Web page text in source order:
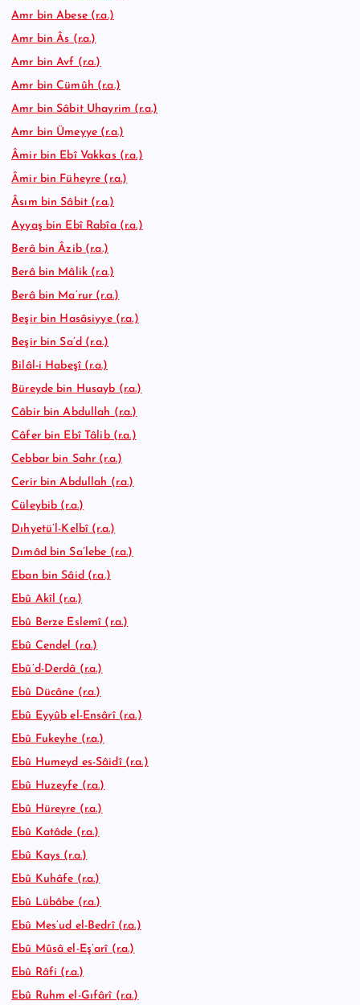
Amr bin Abese (r.a.)
Amr bin Âs (r.a.)
Amr bin Avf (r.a.)
Amr bin Cümûh (r.a.)
Amr bin Sâbit Uhayrim (r.a.)
Amr bin Ümeyye (r.a.)
Âmir bin Ebî Vakkas (r.a.)
Âmir bin Füheyre (r.a.)
Âsım bin Sâbit (r.a.)
Ayyaş bin Ebî Rabîa (r.a.)
Berâ bin Âzib (r.a.)
Berâ bin Mâlik (r.a.)
Berâ bin Ma’rur (r.a.)
Beşir bin Hasâsiyye (r.a.)
Beşir bin Sa’d (r.a.)
Bilâl-i Habeşî (r.a.)
Büreyde bin Husayb (r.a.)
Câbir bin Abdullah (r.a.)
Câfer bin Ebî Tâlib (r.a.)
Cebbar bin Sahr (r.a.)
Cerir bin Abdullah (r.a.)
Cüleybib (r.a.)
Dıhyetü’l-Kelbî (r.a.)
Dımâd bin Sa’lebe (r.a.)
Eban bin Sâid (r.a.)
Ebû Akîl (r.a.)
Ebû Berze Eslemî (r.a.)
Ebû Cendel (r.a.)
Ebû’d-Derdâ (r.a.)
Ebû Dücâne (r.a.)
Ebû Eyyûb el-Ensârî (r.a.)
Ebû Fukeyhe (r.a.)
Ebû Humeyd es-Sâidî (r.a.)
Ebû Huzeyfe (r.a.)
Ebû Hüreyre (r.a.)
Ebû Katâde (r.a.)
Ebû Kays (r.a.)
Ebû Kuhâfe (r.a.)
Ebû Lübâbe (r.a.)
Ebû Mes’ud el-Bedrî (r.a.)
Ebû Mûsâ el-Eş’arî (r.a.)
Ebû Râfi (r.a.)
Ebû Ruhm el-Gıfârî (r.a.)